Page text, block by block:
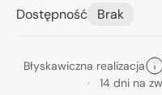
Dostępność Brak
Błyskawiczna realizacja
14 dni na